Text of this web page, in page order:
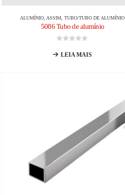
ALUMÍNIO , ASSIM,TUBO/TUBO DE ALUMÍNIO
5086 Tubo de alumínio
LEIA MAIS